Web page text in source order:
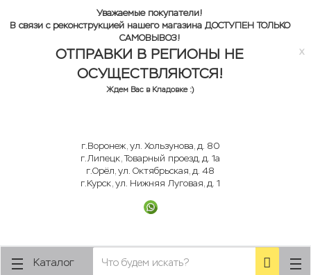
Уважаемые покупатели!
В связи с реконструкцией нашего магазина ДОСТУПЕН ТОЛЬКО
САМОВЫВОЗ!
ОТПРАВКИ В РЕГИОНЫ НЕ
ОСУЩЕСТВЛЯЮТСЯ!
Ждем Вас в Кладовке :)
x
г.Воронеж, ул. Хользунова, д. 80
г.Липецк, Товарный проезд, д. 1а
г.Орёл, ул. Октябрьская, д. 48
г.Курск, ул. Нижняя Луговая, д. 1
Каталог